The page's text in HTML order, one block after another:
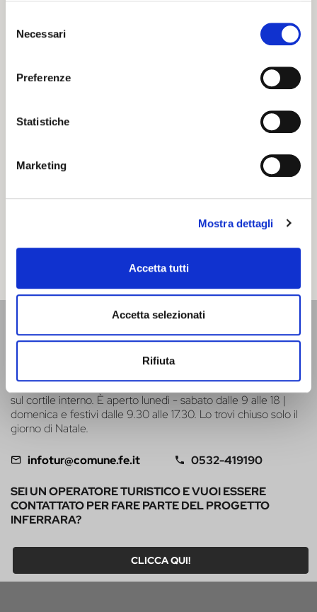
delNecessari
Preferenze
Statistiche
Marketing
Mostra dettagli
Accetta tutti
Accetta selezionati
Rifiuta
Eventuale deviazione verso Masi San Giacomo - Masi Torello.
Si torna sulla strada provinciale dove a destra si profila
particolare perché ci parla dell'epoca estense in cui questi
spiccano il Museo archeologico e la Sala della Vigna.
dove si svolta a destra per Gambulaga: oltrepassato il paese
del Verginese, affascinante dimora degli Estensi.
UFFICIO INFORMAZIONI
E ACCOGLIENZA TURISTICA - IAT
Si trova presso il Castello Estense, al piano terra, e si affaccia
sul cortile interno. È aperto lunedì - sabato dalle 9 alle 18 |
domenica e festivi dalle 9.30 alle 17.30. Lo trovi chiuso solo il
giorno di Natale.
infotur@comune.fe.it 0532-419190
SEI UN OPERATORE TURISTICO E VUOI ESSERE
CONTATTATO PER FARE PARTE DEL PROGETTO
INFERRARA?
CLICCA QUI!